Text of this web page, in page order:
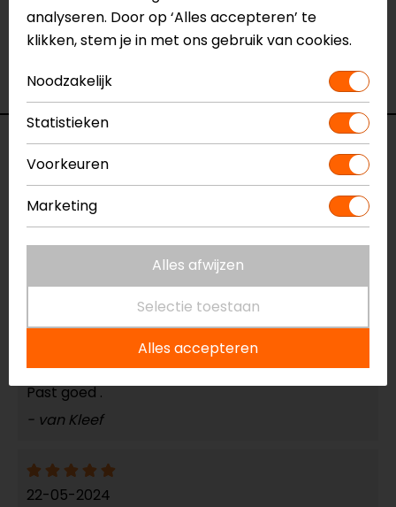
Touch tip aanwezig
Ja
Ventilatie
Geventileerd
Waterdicht
Reviews (8)
28-05-2025
geen toelichting gegeven
- Mahadewsingh
Past goed .
- van Kleef
22-05-2024
analyseren. Door op ‘Alles accepteren’ te
klikken, stem je in met ons gebruik van cookies.
Noodzakelijk
Statistieken
Voorkeuren
Marketing
Alles afwijzen
Selectie toestaan
Alles accepteren